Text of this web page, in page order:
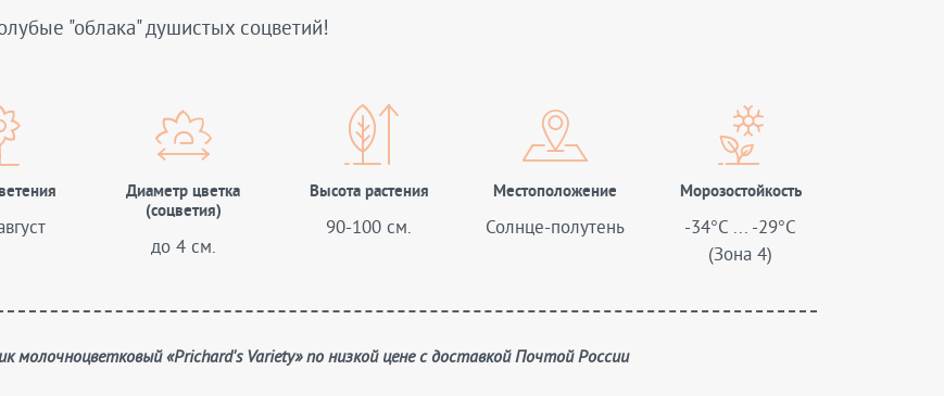
"облака" душистых соцветий!
Диаметр цветка
(соцветия)
до 4 см.
Высота растения
90-100 см.
Местоположение
Солнце-полутень
Морозостойкость
-34°C ... -29°C
(Зона 4)
молочноцветковый «Prichard's Variety» по низкой цене с доставкой Почтой России